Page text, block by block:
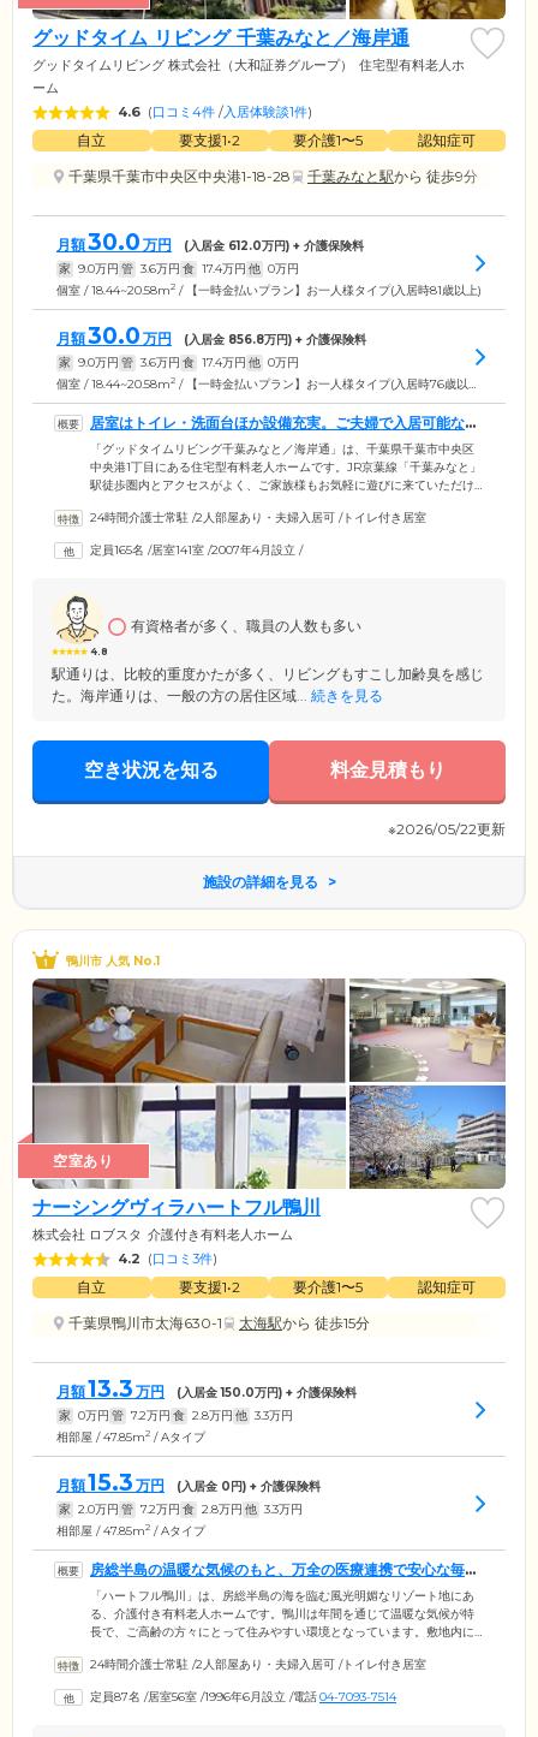
グッドタイム リビング 千葉みなと／海岸通
グッドタイムリビング 株式会社（大和証券グループ）
住宅型有料老人ホ
ーム
4.6 (口コミ4件 /入居体験談1件)
自立 要支援1•2 要介護1〜5
認知症可
千葉県千葉市中央区中央港1-18-28
千葉みなと駅から 徒歩9分
月額30.0 万円 (入居金 612.0万円) + 介護保険料
家 9.0万円 管 3.6万円 食 17.4万円 他 0万円
個室 / 18.44~20.58m2 / 【一時金払いプラン】お一人様タイプ(入居時81歳以上)
月額30.0 万円 (入居金 856.8万円) + 介護保険料
家 9.0万円 管 3.6万円 食 17.4万円 他 0万円
個室 / 18.44~20.58m2 / 【一時金払いプラン】お一人様タイプ(入居時76歳以上80歳以下の場合)
居室はトイレ・洗面台ほか設備充実。ご夫婦で入居可能なお
部屋もございます
「グッドタイムリビング千葉みなと／海岸通」は、千葉県千葉市中央区
中央港1丁目にある住宅型有料老人ホームです。JR京葉線「千葉みなと」
駅徒歩圏内とアクセスがよく、ご家族様もお気軽に遊びに来ていただけ
方から、要支援・要介護の認定を受けた方までご入居いただけます。ご
ベッドを完備。そのほかにも、これまで愛用していた家具をお持ち込み
24時間介護士常駐 /2人部屋あり・夫婦入居可 /トイレ付き居室
定員165名 /居室141室 /2007年4月設立 /
4.8
有資格者が多く、職員の人数も多い
駅通りは、比較的重度かたが多く、リビングもすこし加齢臭を感じ
た。海岸通りは、一般の方の居住区域... 続きを見る
空き状況を知る 料金見積もり
※2026/05/22更新
施設の詳細を見る
鴨川市 人気 No.1
空室あり
ナーシングヴィラハートフル鴨川
株式会社 ロブスタ 介護付き有料老人ホーム
4.2 (口コミ3件)
自立 要支援1•2 要介護1〜5
認知症可
千葉県鴨川市太海630-1
太海駅から 徒歩15分
月額13.3 万円 (入居金150.0万円) + 介護保険料
家 0万円 管 7.2万円 食 2.8万円 他 3.3万円
相部屋 / 47.85m2 / Aタイプ
月額15.3 万円 (入居金 0円) + 介護保険料
家 2.0万円 管 7.2万円 食 2.8万円 他 3.3万円
相部屋 / 47.85m2 / Aタイプ
房総半島の温暖な気候のもと、万全の医療連携で安心な毎日
を支えます
「ハートフル鴨川」は、房総半島の海を臨む風光明媚なリゾート地にあ
る、介護付き有料老人ホームです。鴨川は年間を通じて温暖な気候が特
長で、ご高齢の方々にとって住みやすい環境となっています。敷地内に
一度の定期健診やバイタルサインの検査を行うほか、年に一度の人間ド
記録し、継続的に健康管理を行います。こうした万全の診療体制でご入
24時間介護士常駐 /2人部屋あり・夫婦入居可 /トイレ付き居室
定員87名 /居室56室 /1996年6月設立 /電話04-7093-7514